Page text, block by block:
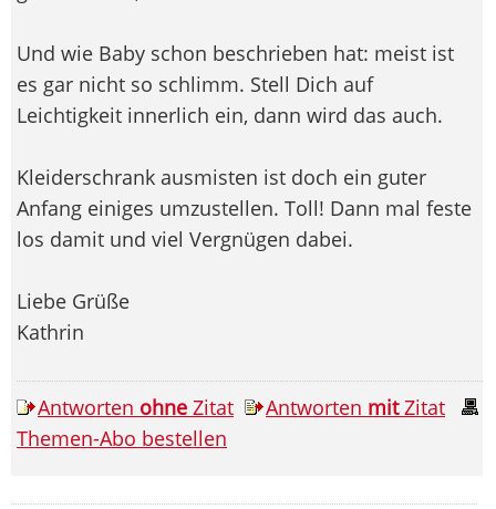
Und wie Baby schon beschrieben hat: meist ist
es gar nicht so schlimm. Stell Dich auf
Leichtigkeit innerlich ein, dann wird das auch.
Kleiderschrank ausmisten ist doch ein guter
Anfang einiges umzustellen. Toll! Dann mal feste
los damit und viel Vergnügen dabei.
Liebe Grüße
Kathrin
Antworten ohne Zitat Antworten mitZitat
Themen-Abo bestellen